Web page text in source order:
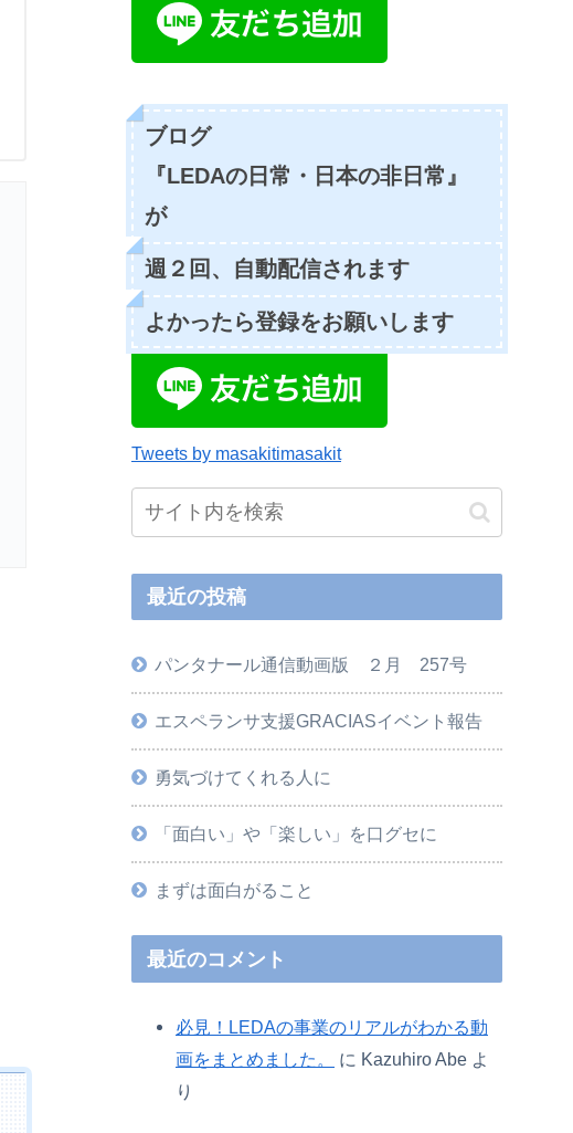
ブログ
『LEDAの日常・日本の非日常』
が
週２回、自動配信されます
よかったら登録をお願いします
Tweets by masakitimasakit
最近の投稿
パンタナール通信動画版 ２月 257号
エスペランサ支援GRACIASイベント報告
勇気づけてくれる人に
「面白い」や「楽しい」を口グセに
まずは面白がること
最近のコメント
必見！LEDAの事業のリアルがわかる動
画をまとめました。
に Kazuhiro Abe よ
り